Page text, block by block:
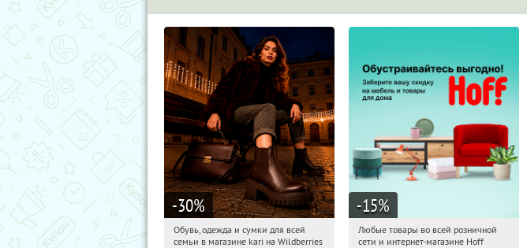
-30%
14:51:22 Получили:
Обувь, одежда и сумки для всей
семьи в магазине kari на Wildberries
-15%
14:51:22 Получили:
Любые товары во всей розничной
сети и интернет-магазине Hoff